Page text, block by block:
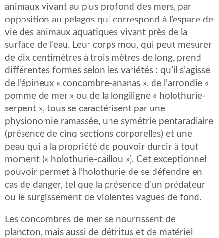
animaux vivant au plus profond des mers, par
opposition au pelagos qui correspond à l’espace de
vie des animaux aquatiques vivant près de la
surface de l’eau. Leur corps mou, qui peut mesurer
de dix centimètres à trois mètres de long, prend
différentes formes selon les variétés : qu’il s’agisse
de l’épineux « concombre-ananas », de l’arrondie «
pomme de mer » ou de la longiligne « holothurie-
serpent », tous se caractérisent par une
physionomie ramassée, une symétrie pentaradiaire
(présence de cinq sections corporelles) et une
peau qui a la propriété de pouvoir durcir à tout
moment (« holothurie-caillou »). Cet exceptionnel
pouvoir permet à l’holothurie de se défendre en
cas de danger, tel que la présence d’un prédateur
ou le surgissement de violentes vagues de fond.
Les concombres de mer se nourrissent de
plancton, mais aussi de détritus et de matériel